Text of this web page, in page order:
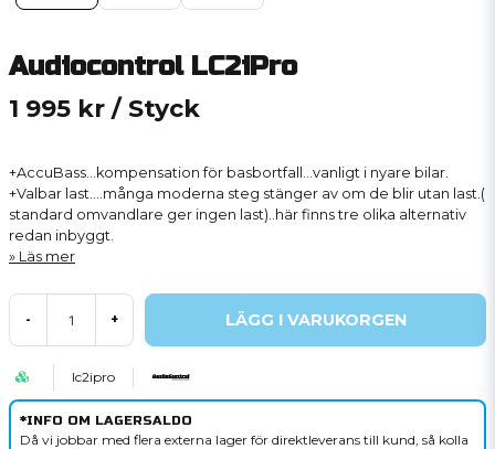
Audiocontrol LC2iPro
1 995 kr / Styck
+AccuBass...kompensation för basbortfall...vanligt i nyare bilar.
+Valbar last....många moderna steg stänger av om de blir utan last.(
standard omvandlare ger ingen last)..här finns tre olika alternativ
redan inbyggt.
Läs mer
- + LÄGG I VARUKORGEN
lc2ipro
*INFO OM LAGERSALDO
Då vi jobbar med flera externa lager för direktleverans till kund, så kolla